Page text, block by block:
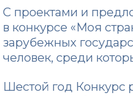
С проектами и
в конкурсе «Моя
зарубежных
человек, среди
Шестой год Конкурс